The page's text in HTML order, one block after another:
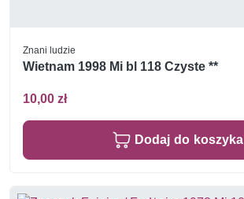
Znani ludzie
Wietnam 1998 Mi bl 118 Czyste **
10,00 zł
Dodaj do koszyka